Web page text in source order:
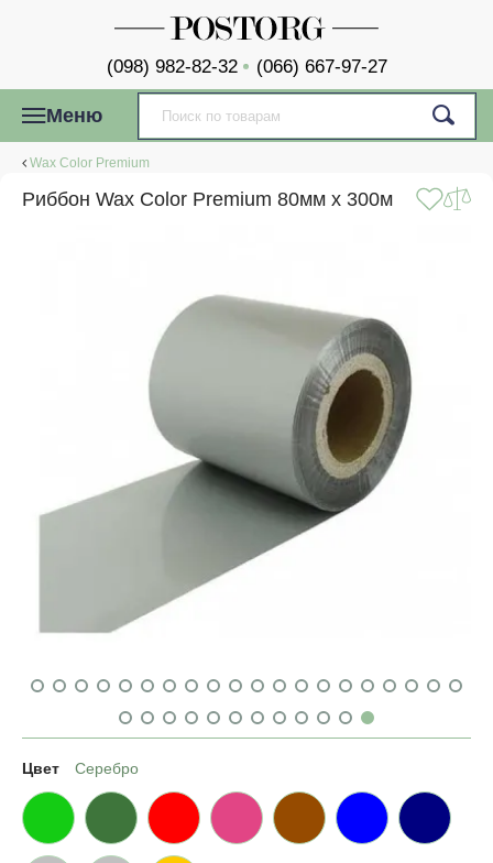
(098) 982-82-32 (066) 667-97-27
Меню
Wax Color Premium
Риббон Wax Color Premium 80мм x 300м
Цвет Серебро